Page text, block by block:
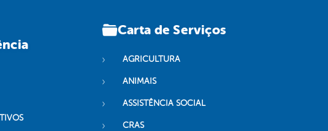
Carta de Serviços
AGRICULTURA
ANIMAIS
ASSISTÊNCIA SOCIAL
CRAS